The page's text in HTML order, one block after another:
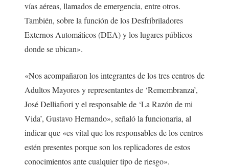
vías aéreas, llamados de emergencia, entre otros.
También, sobre la función de los Desfribriladores
Externos Automáticos (DEA) y los lugares públicos
donde se ubican».
«Nos acompañaron los integrantes de los tres centros de
Adultos Mayores y representantes de ‘Remembranza’,
José Delliafiori y el responsable de ‘La Razón de mi
Vida’, Gustavo Hernando», señaló la funcionaria, al
indicar que «es vital que los responsables de los centros
estén presentes porque son los replicadores de estos
conocimientos ante cualquier tipo de riesgo».